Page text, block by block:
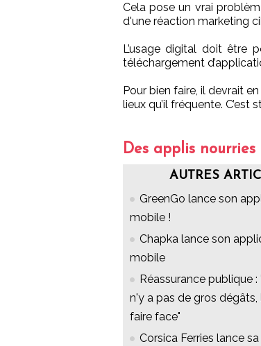
Cela pose un vrai
d'une réaction marketing
L’usage digital doit être
téléchargement
Pour bien faire, il devrait
lieux qu’il fréquente.
Des applis
AUTRES
GreenGo lance son
mobile !
Chapka lance son
mobile
Réassurance publique :
n'y a pas de gros dégâts,
faire face"
Corsica Ferries lance